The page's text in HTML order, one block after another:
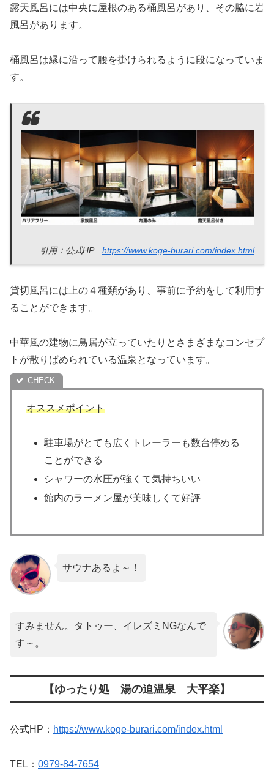
露天風呂には中央に屋根のある桶風呂があり、その脇に岩
風呂があります。
桶風呂は縁に沿って腰を掛けられるように段になっていま
す。
引用：公式HP https://www.koge-burari.com/index.html
貸切風呂には上の４種類があり、事前に予約をして利用す
ることができます。
中華風の建物に鳥居が立っていたりとさまざまなコンセプ
トが散りばめられている温泉となっています。
オススメポイント
駐車場がとても広くトレーラーも数台停める
ことができる
シャワーの水圧が強くて気持ちいい
館内のラーメン屋が美味しくて好評
サウナあるよ～！
すみません。タトゥー、イレズミNGなんで
す～。
【ゆったり処 湯の迫温泉 大平楽】
公式HP： https://www.koge-burari.com/index.html
TEL： 0979-84-7654